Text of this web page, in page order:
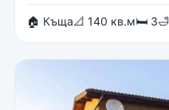
🏠 Къща📐 140 кв.м🛏 3